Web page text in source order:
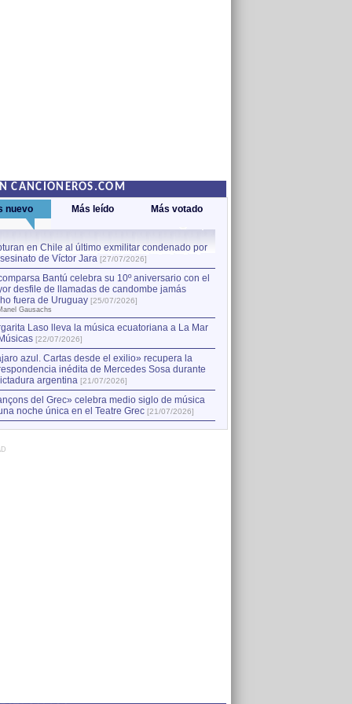
CANCIONEROS.COM
nuevo Más leído Más votado
en Chile al último exmilitar condenado por
de Víctor Jara [27/07/2026]
Bantú celebra su 10º aniversario con el
desfile de llamadas de candombe jamás
fuera de Uruguay [25/07/2026]
Gausachs
Laso lleva la música ecuatoriana a La Mar
[22/07/2026]
azul. Cartas desde el exilio» recupera la
inédita de Mercedes Sosa durante
argentina [21/07/2026]
del Grec» celebra medio siglo de música
noche única en el Teatre Grec [21/07/2026]